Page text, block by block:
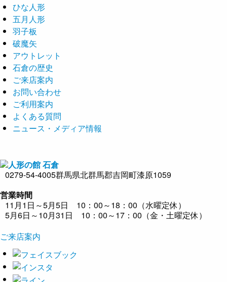
ひな人形
五月人形
羽子板
破魔矢
アウトレット
石倉の歴史
ご来店案内
お問い合わせ
ご利用案内
よくある質問
ニュース・メディア情報
0279-54-4005群馬県北群馬郡吉岡町漆原1059
営業時間
11月1日～5月5日 10：00～18：00（水曜定休）
5月6日～10月31日 10：00～17：00（金・土曜定休）
ご来店案内